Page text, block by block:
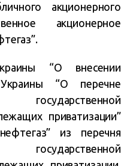
акционерного
акционерное
“О внесении
“О перечне
приватизации”
из перечня